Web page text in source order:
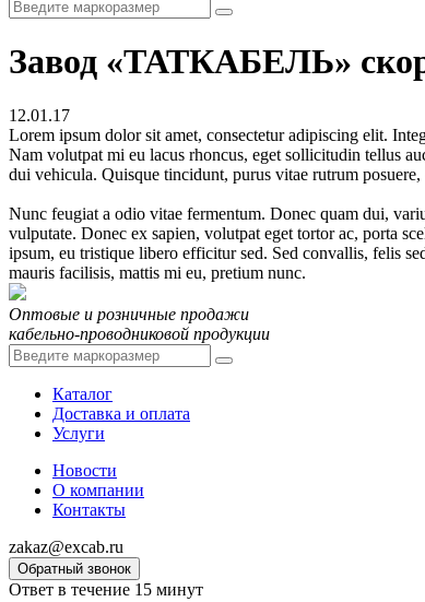
Завод «ТАТКАБЕЛЬ»
12.01.17
Lorem ipsum dolor sit amet, consectetur adipiscing elit.
Nam volutpat mi eu lacus rhoncus, eget sollicitudin tellus
dui vehicula. Quisque tincidunt, purus vitae rutrum
Nunc feugiat a odio vitae fermentum. Donec quam dui,
vulputate. Donec ex sapien, volutpat eget tortor ac, porta
ipsum, eu tristique libero efficitur sed. Sed convallis, felis
mauris facilisis, mattis mi eu, pretium nunc.
Оптовые и розничные продажи
кабельно-проводниковой продукции
Каталог
Доставка и оплата
Услуги
Новости
О компании
Контакты
zakaz@excab.ru
Обратный звонок
Ответ в течение 15 минут